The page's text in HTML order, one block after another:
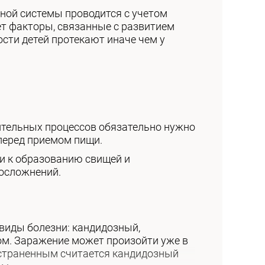
системы проводится с учетом
факторы, связанные с развитием
детей протекают иначе чем у
процессов обязательно нужно
приемом пищи.
к образованию свищей и
болезни: кандидозный,
Заражение может произойти уже в
считается кандидозный